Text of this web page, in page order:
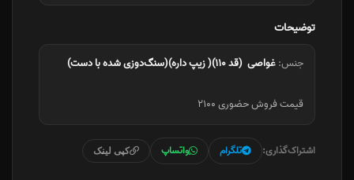
توضیحات
جنس:غواصی (قد ۱۱۰)( زیپ داره)(سنگ‌دوزی شده با دست)
قیمت فروش حضوری ۲۱۰۰
اشتراک‌گذاری: تلگرام واتساپ کپی لینک